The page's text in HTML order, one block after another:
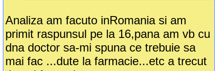
Analiza am facuto inRomania si am
primit raspunsul pe la 16,pana am vb cu
dna doctor sa-mi spuna ce trebuie sa
mai fac ...dute la farmacie...etc a trecut